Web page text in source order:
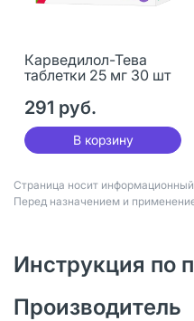
Карведилол-Тева
таблетки 25 мг 30 шт
291 руб.
В корзину
Страница носит
Перед назначением и
Инструкция по
Производитель